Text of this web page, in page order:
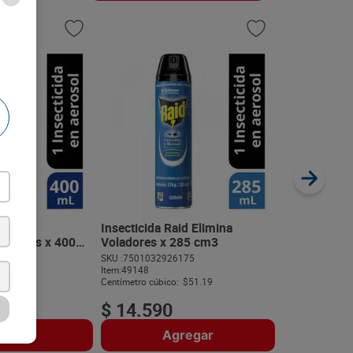
Max
x 400
Insecticida Raid Elimina
Voladores x 285 cm3
SKU :7501032926175
Item:49148
Centímetro cúbico: $51.19
$ 14.590
Agregar
:48929